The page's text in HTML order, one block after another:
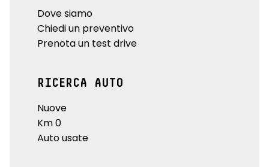
Dove siamo
Chiedi un preventivo
Prenota un test drive
RICERCA AUTO
Nuove
Km 0
Auto usate